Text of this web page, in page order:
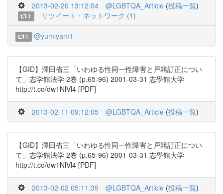
2013-02-20 13:12:04 @LGBTQA_Article (投稿一覧)
1 リツイート・ネットワーク (1)
1 @yumiyam1
【GID】澤田省三「いわゆる性同一性障害と戸籍訂正につい
て」志学館法学 2巻 (p.65-96) 2001-03-31 志學館大学
http://t.co/dw1NlVl4 [PDF]
2013-02-11 09:12:05 @LGBTQA_Article (投稿一覧)
【GID】澤田省三「いわゆる性同一性障害と戸籍訂正につい
て」志学館法学 2巻 (p.65-96) 2001-03-31 志學館大学
http://t.co/dw1NlVl4 [PDF]
2013-02-02 05:11:35 @LGBTQA_Article (投稿一覧)